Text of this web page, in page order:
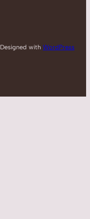
Designed with WordPress